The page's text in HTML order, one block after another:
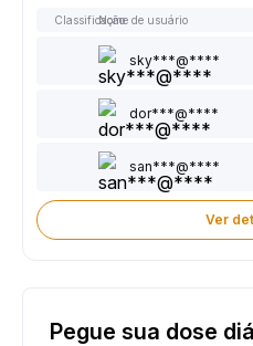
ClassificaçãoNome de usuário
sky***@****
dor***@****
san***@****
Ver
Pegue sua dose